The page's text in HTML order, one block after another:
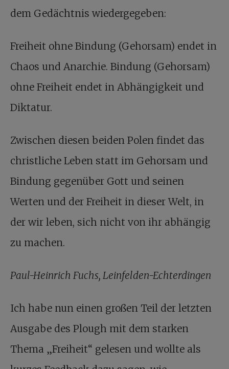
dem Gedächtnis wiedergegeben:
Freiheit ohne Bindung (Gehorsam) endet in
Chaos und Anarchie. Bindung (Gehorsam)
ohne Freiheit endet in Abhängigkeit und
Diktatur.
Zwischen diesen beiden Polen findet das
christliche Leben statt im Gehorsam und
Bindung gegenüber Gott und seinen
Werten und der Freiheit in dieser Welt, in
der wir leben, sich nicht von ihr abhängig
zu machen.
Paul-Heinrich Fuchs, Leinfelden-Echterdingen
Ich habe nun einen großen Teil der letzten
Ausgabe des Plough mit dem starken
Thema „Freiheit“ gelesen und wollte als